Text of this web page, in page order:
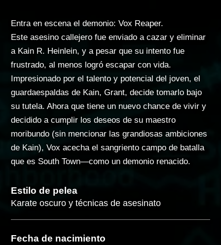
Entra en escena el demonio: Vox Reaper.
Este asesino callejero fue enviado a cazar y eliminar
a Kain R. Heinlein, y a pesar que su intento fue
frustrado, al menos logró escapar con vida.
Impresionado por el talento y potencial del joven, el
guardaespaldas de Kain, Grant, decide tomarlo bajo
su tutela. Ahora que tiene un nuevo chance de vivir y
decidido a cumplir los deseos de su maestro
moribundo (sin mencionar las grandiosas ambiciones
de Kain), Vox acecha el sangriento campo de batalla
que es South Town—como un demonio renacido.
Estilo de pelea
Karate oscuro y técnicas de asesinato
Fecha de nacimiento